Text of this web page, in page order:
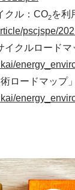
クル：CO2を利
pscjspe/
イクルロードマ
ロードマップ」